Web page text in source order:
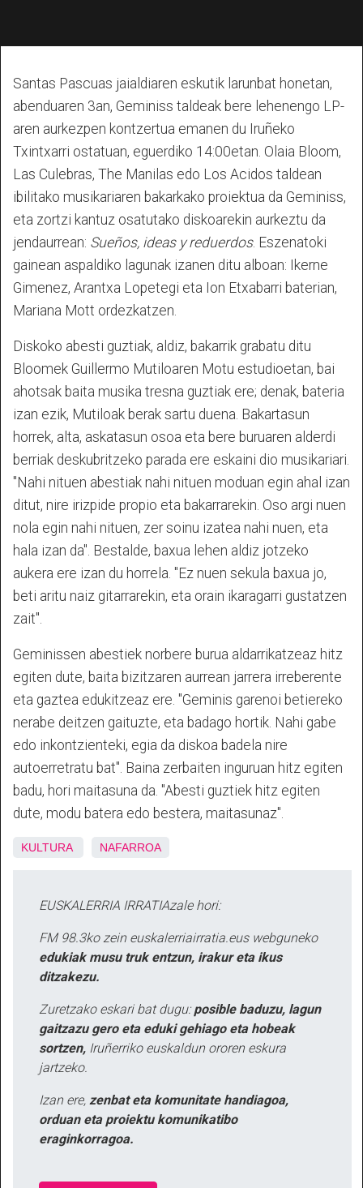
Santas Pascuas jaialdiaren eskutik larunbat honetan,
abenduaren 3an, Geminiss taldeak bere lehenengo LP-
aren aurkezpen kontzertua emanen du Iruñeko
Txintxarri ostatuan, eguerdiko 14:00etan. Olaia Bloom,
Las Culebras, The Manilas edo Los Acidos taldean
ibilitako musikariaren bakarkako proiektua da Geminiss,
eta zortzi kantuz osatutako diskoarekin aurkeztu da
jendaurrean: Sueños, ideas y reduerdos. Eszenatoki
gainean aspaldiko lagunak izanen ditu alboan: Ikerne
Gimenez, Arantxa Lopetegi eta Ion Etxabarri baterian,
Mariana Mott ordezkatzen.
Diskoko abesti guztiak, aldiz, bakarrik grabatu ditu
Bloomek Guillermo Mutiloaren Motu estudioetan, bai
ahotsak baita musika tresna guztiak ere; denak, bateria
izan ezik, Mutiloak berak sartu duena. Bakartasun
horrek, alta, askatasun osoa eta bere buruaren alderdi
berriak deskubritzeko parada ere eskaini dio musikariari.
"Nahi nituen abestiak nahi nituen moduan egin ahal izan
ditut, nire irizpide propio eta bakarrarekin. Oso argi nuen
nola egin nahi nituen, zer soinu izatea nahi nuen, eta
hala izan da". Bestalde, baxua lehen aldiz jotzeko
aukera ere izan du horrela. "Ez nuen sekula baxua jo,
beti aritu naiz gitarrarekin, eta orain ikaragarri gustatzen
zait".
Geminissen abestiek norbere burua aldarrikatzeaz hitz
egiten dute, baita bizitzaren aurrean jarrera irreberente
eta gaztea edukitzeaz ere. "Geminis garenoi betiereko
nerabe deitzen gaituzte, eta badago hortik. Nahi gabe
edo inkontzienteki, egia da diskoa badela nire
autoerretratu bat". Baina zerbaiten inguruan hitz egiten
badu, hori maitasuna da. "Abesti guztiek hitz egiten
dute, modu batera edo bestera, maitasunaz".
KULTURA NAFARROA
EUSKALERRIA IRRATIAzale hori:
FM 98.3ko zein euskalerriairratia.eus webguneko
edukiak musu truk entzun, irakur eta ikus
ditzakezu.
Zuretzako eskari bat dugu: posible baduzu, lagun
gaitzazu gero eta eduki gehiago eta hobeak
sortzen, Iruñerriko euskaldun ororen eskura
jartzeko.
Izan ere, zenbat eta komunitate handiagoa,
orduan eta proiektu komunikatibo
eraginkorragoa.